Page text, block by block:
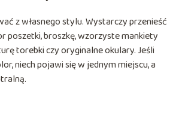
z własnego stylu. Wystarczy przenieść
poszetki, broszkę, wzorzyste mankiety
torebki czy oryginalne okulary. Jeśli
niech pojawi się w jednym miejscu, a